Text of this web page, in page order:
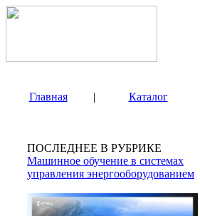
Главная | Каталог
ПОСЛЕДНЕЕ В РУБРИКЕ
Машинное обучение в системах
управления энергооборудованием